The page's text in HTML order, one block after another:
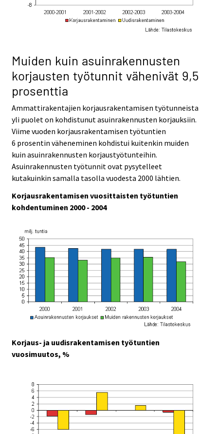
Muiden kuin asuinrakennusten
korjausten työtunnit vähenivät 9,5
prosenttia
Ammattirakentajien korjausrakentamisen työtunneista
yli puolet on kohdistunut asuinrakennusten korjauksiin.
Viime vuoden korjausrakentamisen työtuntien
6 prosentin väheneminen kohdistui kuitenkin muiden
kuin asuinrakennusten korjaustyötunteihin.
Asuinrakennusten työtunnit ovat pysytelleet
kutakuinkin samalla tasolla vuodesta 2000 lähtien.
Korjausrakentamisen vuosittaisten työtuntien
kohdentuminen 2000 - 2004
Korjaus- ja uudisrakentamisen työtuntien
vuosimuutos, %